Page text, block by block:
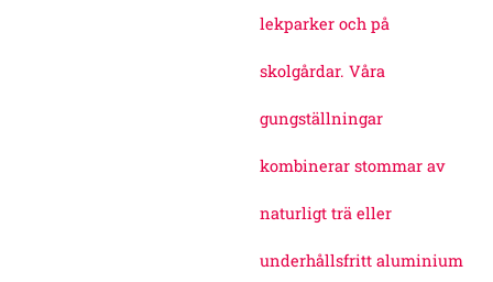
lekparker och på
skolgårdar. Våra
gungställningar
kombinerar stommar av
naturligt trä eller
underhållsfritt aluminium